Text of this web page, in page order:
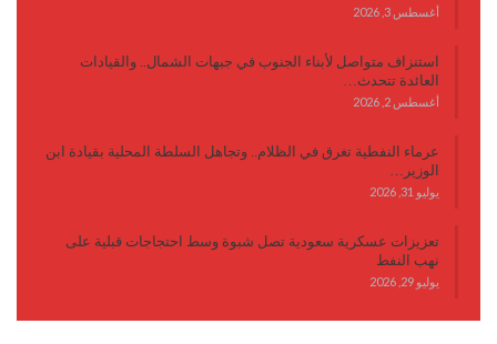
أغسطس 3, 2026
استنزاف متواصل لأبناء الجنوب في جبهات الشمال.. والقيادات
العائدة تتحدث…
أغسطس 2, 2026
عرماء النفطية تغرق في الظلام.. وتجاهل السلطة المحلية بقيادة ابن
الوزير…
يوليو 31, 2026
تعزيزات عسكرية سعودية تصل شبوة وسط احتجاجات قبلية على
نهب النفط
يوليو 29, 2026